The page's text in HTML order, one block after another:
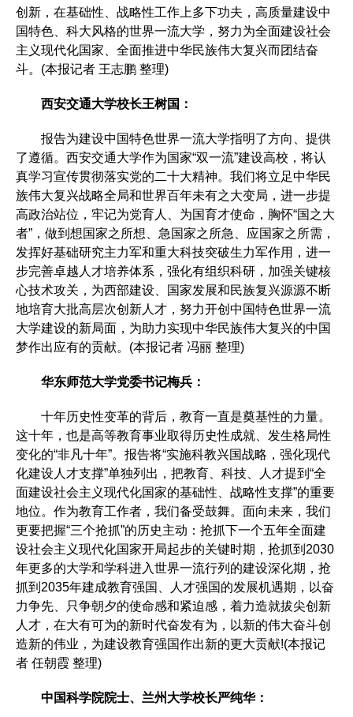
创新，在基础性、战略性工作上多下功夫，高质量建设中
国特色、科大风格的世界一流大学，努力为全面建设社会
主义现代化国家、全面推进中华民族伟大复兴而团结奋
斗。(本报记者 王志鹏 整理)
西安交通大学校长王树国：
报告为建设中国特色世界一流大学指明了方向、提供
了遵循。西安交通大学作为国家“双一流”建设高校，将认
真学习宣传贯彻落实党的二十大精神。我们将立足中华民
族伟大复兴战略全局和世界百年未有之大变局，进一步提
高政治站位，牢记为党育人、为国育才使命，胸怀“国之大
者”，做到想国家之所想、急国家之所急、应国家之所需，
发挥好基础研究主力军和重大科技突破生力军作用，进一
步完善卓越人才培养体系，强化有组织科研，加强关键核
心技术攻关，为西部建设、国家发展和民族复兴源源不断
地培育大批高层次创新人才，努力开创中国特色世界一流
大学建设的新局面，为助力实现中华民族伟大复兴的中国
梦作出应有的贡献。(本报记者 冯丽 整理)
华东师范大学党委书记梅兵：
十年历史性变革的背后，教育一直是奠基性的力量。
这十年，也是高等教育事业取得历史性成就、发生格局性
变化的“非凡十年”。报告将“实施科教兴国战略，强化现代
化建设人才支撑”单独列出，把教育、科技、人才提到“全
面建设社会主义现代化国家的基础性、战略性支撑”的重要
地位。作为教育工作者，我们备受鼓舞。面向未来，我们
更要把握“三个抢抓”的历史主动：抢抓下一个五年全面建
设社会主义现代化国家开局起步的关键时期，抢抓到2030
年更多的大学和学科进入世界一流行列的建设深化期，抢
抓到2035年建成教育强国、人才强国的发展机遇期，以奋
力争先、只争朝夕的使命感和紧迫感，着力造就拔尖创新
人才，在大有可为的新时代奋发有为，以新的伟大奋斗创
造新的伟业，为建设教育强国作出新的更大贡献!(本报记
者 任朝霞 整理)
中国科学院院士、兰州大学校长严纯华：